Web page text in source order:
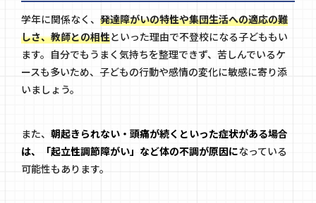
学年に関係なく、 発達障がいの特性や集団生活への適応の難
しさ、教師との相性といった理由で不登校になる子どももい
ます。自分でもうまく気持ちを整理できず、苦しんでいるケ
ースも多いため、子どもの行動や感情の変化に敏感に寄り添
いましょう。
また、 朝起きられない・頭痛が続くといった症状がある場合
は、「起立性調節障がい」など体の不調が原因になっている
可能性もあります。